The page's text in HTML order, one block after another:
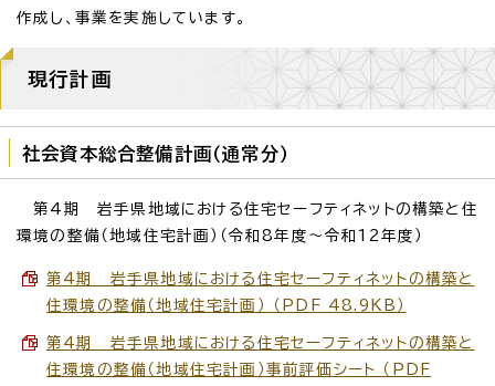
作成し、事業を実施しています。
現行計画
社会資本総合整備計画（通常分）
第4期 岩手県地域における住宅セーフティネットの構築と住
環境の整備（地域住宅計画）（令和8年度～令和12年度）
第4期 岩手県地域における住宅セーフティネットの構築と
住環境の整備（地域住宅計画） （PDF 48.9KB）
第4期 岩手県地域における住宅セーフティネットの構築と
住環境の整備（地域住宅計画）事前評価シート （PDF